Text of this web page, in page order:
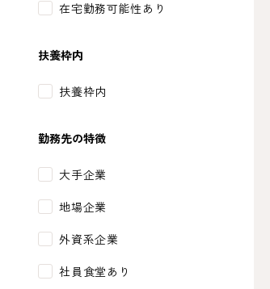
在宅勤務可能性あり
扶養枠内
扶養枠内
勤務先の特徴
大手企業
地場企業
外資系企業
社員食堂あり